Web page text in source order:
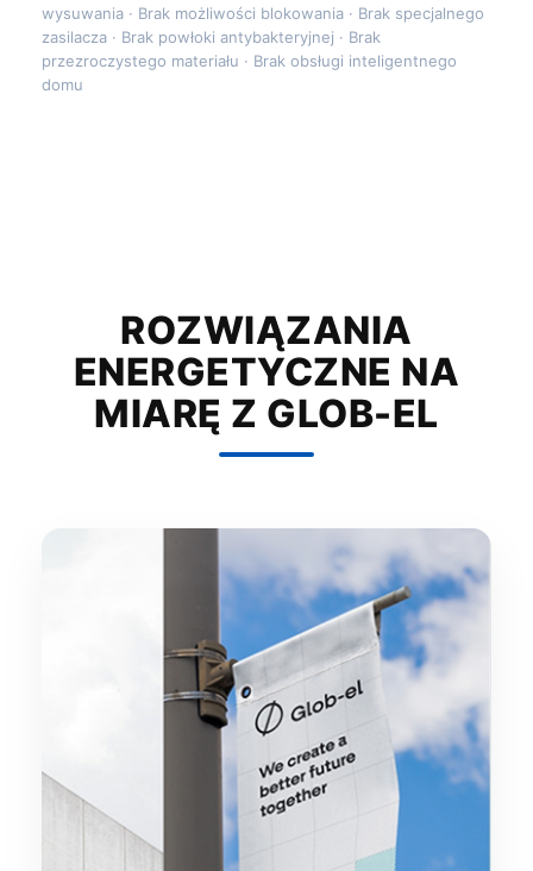
wysuwania · Brak możliwości blokowania · Brak specjalnego
zasilacza · Brak powłoki antybakteryjnej · Brak
przezroczystego materiału · Brak obsługi inteligentnego
domu
ROZWIĄZANIA
ENERGETYCZNE NA
MIARĘ Z GLOB-EL